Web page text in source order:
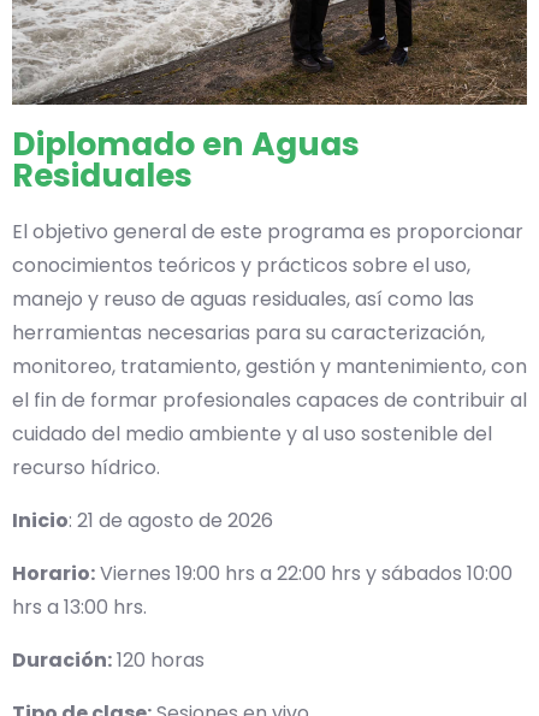
Diplomado en Aguas
Residuales
El objetivo general de este programa es proporcionar
conocimientos teóricos y prácticos sobre el uso,
manejo y reuso de aguas residuales, así como las
herramientas necesarias para su caracterización,
monitoreo, tratamiento, gestión y mantenimiento, con
el fin de formar profesionales capaces de contribuir al
cuidado del medio ambiente y al uso sostenible del
recurso hídrico.​
Inicio: 21 de agosto de 2026
Horario:Viernes 19:00 hrs a 22:00 hrs y sábados 10:00
hrs a 13:00 hrs.
Duración:120 horas